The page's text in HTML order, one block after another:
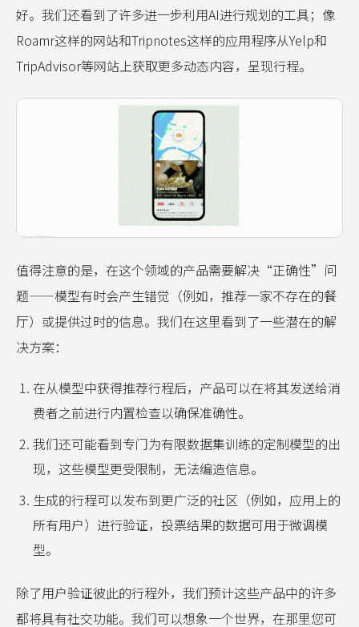
好。我们还看到了许多进一步利用AI进行规划的工具；像
Roamr这样的网站和Tripnotes这样的应用程序从Yelp和
TripAdvisor等网站上获取更多动态内容，呈现行程。
值得注意的是，在这个领域的产品需要解决“正确性”问
题——模型有时会产生错觉（例如，推荐一家不存在的餐
厅）或提供过时的信息。我们在这里看到了一些潜在的解
决方案：
在从模型中获得推荐行程后，产品可以在将其发送给消
费者之前进行内置检查以确保准确性。
我们还可能看到专门为有限数据集训练的定制模型的出
现，这些模型更受限制，无法编造信息。
生成的行程可以发布到更广泛的社区（例如，应用上的
所有用户）进行验证，投票结果的数据可用于微调模
型。
除了用户验证彼此的行程外，我们预计这些产品中的许多
都将具有社交功能。我们可以想象一个世界，在那里您可